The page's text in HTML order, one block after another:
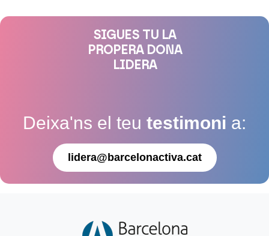
SIGUES TU LA
PROPERA DONA
LIDERA
Deixa'ns el teu testimoni a:
lidera@barcelonactiva.cat